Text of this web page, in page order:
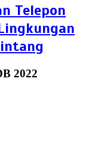
Telepon
2022